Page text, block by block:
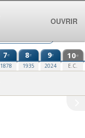
7e
1878
8e
1935
9e
2024
10e
E.C.
OUVRIR